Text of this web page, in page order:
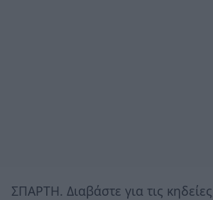
ΣΠΑΡΤΗ. Διαβάστε για τις